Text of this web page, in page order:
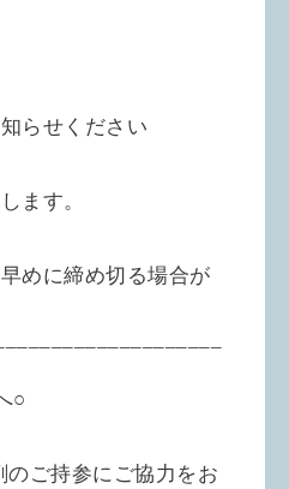
らせください
ます。
めに締め切る場合が
○
のご持参にご協力をお